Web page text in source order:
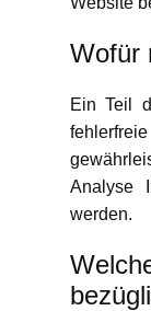
Wofür
Ein Teil
Analyse
werden.